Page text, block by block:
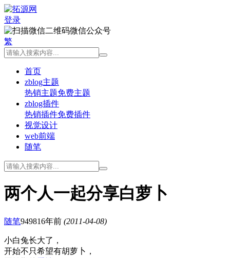
登录
微信公众号
繁
首页
zblog主题
热销主题免费主题
zblog插件
热销插件免费插件
视觉设计
web前端
随笔
两个人一起分享白萝卜
随笔949816年前 (2011-04-08)
小白兔长大了，
开始不只希望有胡萝卜，